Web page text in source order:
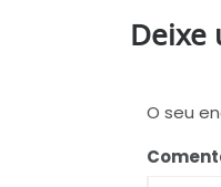
Deixe
O seu